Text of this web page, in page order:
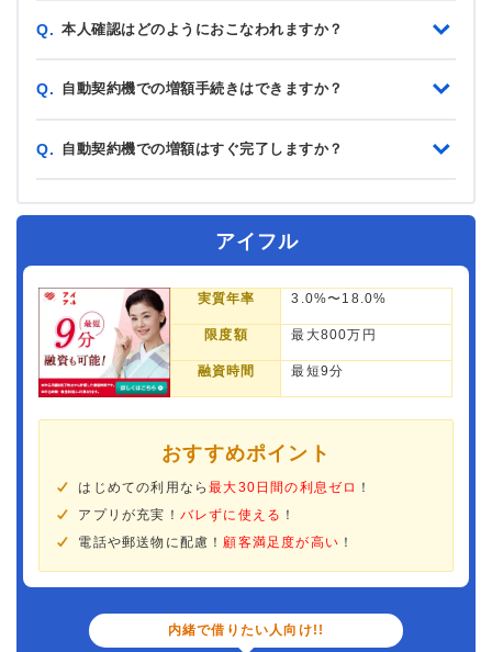
Q. 本人確認はどのようにおこなわれますか？
Q. 自動契約機での増額手続きはできますか？
Q. 自動契約機での増額はすぐ完了しますか？
アイフル
実質年率 3.0%〜18.0%
限度額 最大800万円
融資時間 最短9分
おすすめポイント
はじめての利用なら最大30日間の利息ゼロ ！
アプリが充実！ バレずに使える ！
電話や郵送物に配慮！ 顧客満足度が高い ！
内緒で借りたい人向け!!